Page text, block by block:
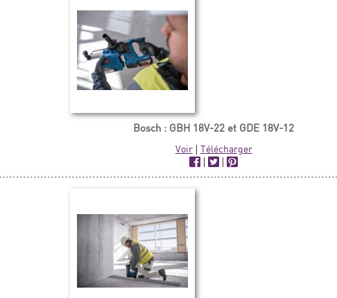
Bosch : GBH 18V-22 et GDE 18V-12
Voir| Télécharger
|
|